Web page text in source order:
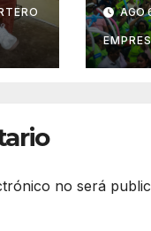
AGO
no será